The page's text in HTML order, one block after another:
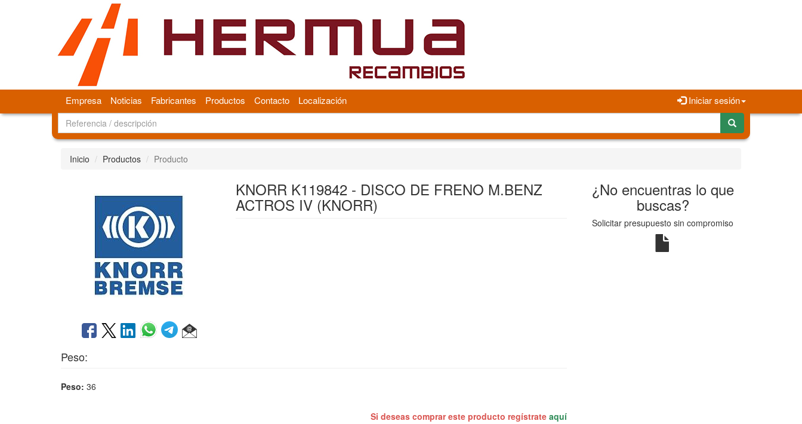
Iniciar sesión
Empresa Noticias Fabricantes Productos Contacto Localización
Inicio Productos Producto
KNORR K119842 - DISCO DE FRENO M.BENZ
ACTROS IV (KNORR)
Peso:
Peso: 36
Si deseas comprar este producto regístrate aquí
¿No encuentras lo que
buscas?
Solicitar presupuesto sin compromiso